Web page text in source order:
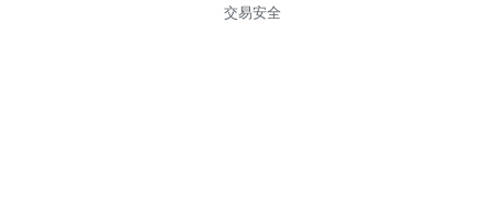
交易安全